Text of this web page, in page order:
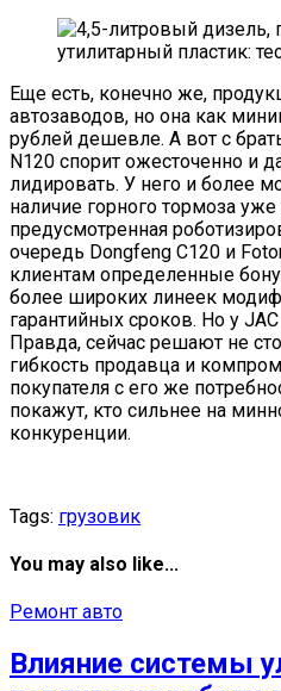
Еще есть, конечно же,
автозаводов, но она как
рублей дешевле. А вот с
N120 спорит ожесточенно и
лидировать. У него и более
наличие горного тормоза
предусмотренная
очередь Dongfeng C120 и
клиентам определенные
более широких линеек
гарантийных сроков. Но у
Правда, сейчас решают не
гибкость продавца и
покупателя с его же
покажут, кто сильнее на
конкуренции.
Tags: грузовик
You may also like...
Ремонт авто
Влияние системы